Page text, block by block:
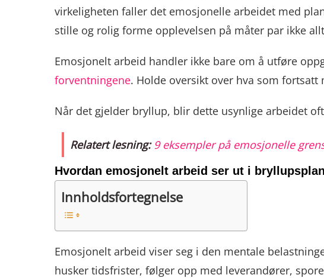
virkeligheten faller det emosjonelle arbeidet med
stille og rolig forme opplevelsen på måter par ikke
Emosjonelt arbeid handler ikke bare om å utføre
forventningene. Holde oversikt over hva som
Når det gjelder bryllup, blir dette usynlige arbeidet
Relatert lesning: 9 eksempler på emosjonelle
Hvordan emosjonelt arbeid ser ut i
Innholdsfortegnelse
Emosjonelt arbeid viser seg i den mentale
husker tidsfrister, følger opp med leverandører,